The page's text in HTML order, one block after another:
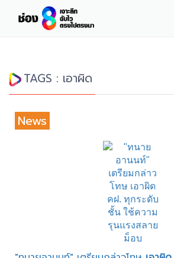
TAGS : เอาผิด
News